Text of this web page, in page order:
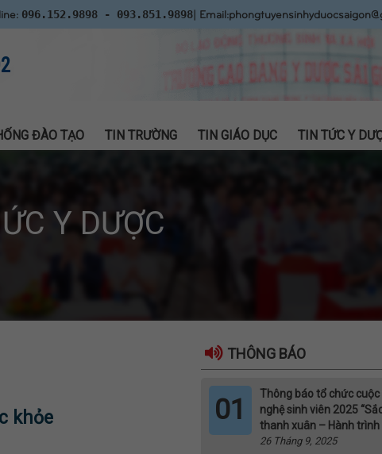
096.152.9898 - 093.851.9898| Email:
ĐÀO TẠO TIN TRƯỜNG TIN GIÁO DỤC TIN TỨC Y
Y DƯỢC
khỏe
THÔNG BÁO
01
Thông báo tổ chức cuộc
nghệ sinh viên 2025
thanh xuân – Hành trình
26 Tháng 9, 2025